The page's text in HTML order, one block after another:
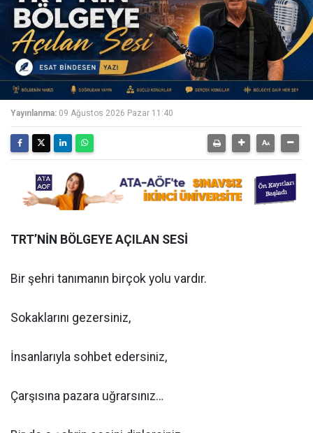
Yayınlanma: 09 Ağustos 2026 Pazar 11:40
TRT’NİN BÖLGEYE AÇILAN SESİ
Bir şehri tanımanın birçok yolu vardır.
Sokaklarını gezersiniz,
İnsanlarıyla sohbet edersiniz,
Çarşısına pazara uğrarsınız…